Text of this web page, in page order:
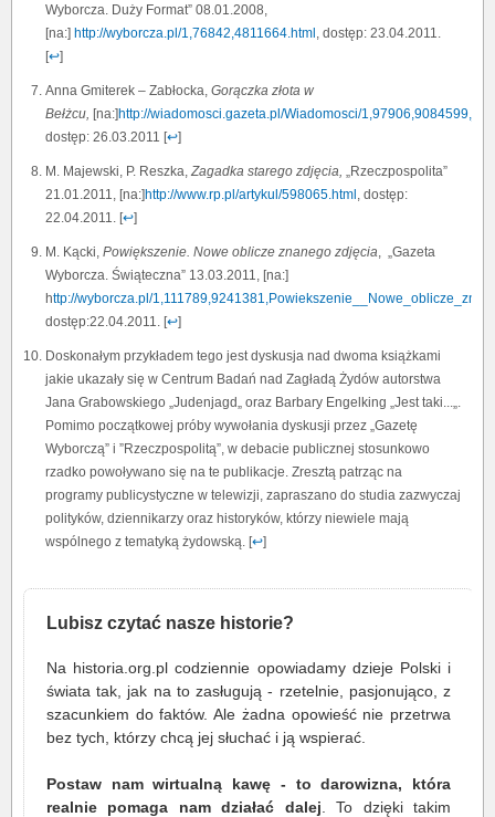
Wyborcza. Duży Format” 08.01.2008,
[na:] http://wyborcza.pl/1,76842,4811664.html , dostęp: 23.04.2011.
[↩]
Anna Gmiterek – Zabłocka, Gorączka złota w
Bełżcu, [na:]http://wiadomosci.gazeta.pl/Wiadomosci/
dostęp: 26.03.2011 [↩]
M. Majewski, P. Reszka, Zagadka starego zdjęcia,
„Rzeczpospolita”
21.01.2011, [na:]http://www.rp.pl/artykul/598065.html , dostęp:
22.04.2011. [↩]
M. Kącki, Powiększenie. Nowe oblicze znanego zdjęcia , „Gazeta
Wyborcza. Świąteczna” 13.03.2011, [na:]
http://wyborcza.pl/
dostęp:22.04.2011. [↩]
Doskonałym przykładem tego jest dyskusja nad dwoma książkami
jakie ukazały się w Centrum Badań nad Zagładą Żydów autorstwa
Jana Grabowskiego „Judenjagd„ oraz Barbary Engelking „Jest taki...„.
Pomimo początkowej próby wywołania dyskusji przez „Gazetę
Wyborczą” i ”Rzeczpospolitą”, w debacie publicznej stosunkowo
rzadko powoływano się na te publikacje. Zresztą patrząc na
programy publicystyczne w telewizji, zapraszano do studia zazwyczaj
polityków, dziennikarzy oraz historyków, którzy niewiele mają
wspólnego z tematyką żydowską. [↩]
Lubisz czytać nasze historie?
Na historia.org.pl codziennie opowiadamy dzieje Polski i
świata tak, jak na to zasługują - rzetelnie, pasjonująco, z
szacunkiem do faktów. Ale żadna opowieść nie przetrwa
bez tych, którzy chcą jej słuchać i ją wspierać.
Postaw nam wirtualną kawę - to darowizna, która
realnie pomaga nam działać dalej . To dzięki takim